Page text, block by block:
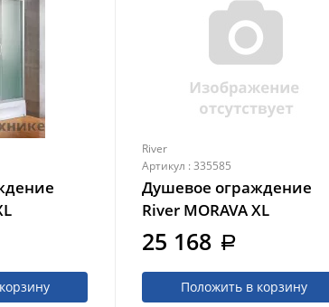
River
Артикул : 335585
Душевое ограждение
River MORAVA XL
100/80/41 MT с поддоном
25 168 a
Положить в корзину